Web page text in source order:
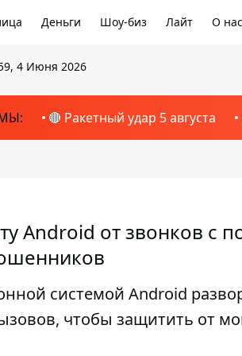
Деньги Шоу-биз Лайт О нас
4 Июня 2026
🔴 Ракетный удар 5 августа
Android от звонков с
системой Android
чтобы защитить от